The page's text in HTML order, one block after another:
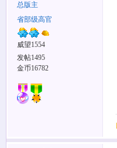
总版主
省部级高官
威望1554
发帖1495
金币16782